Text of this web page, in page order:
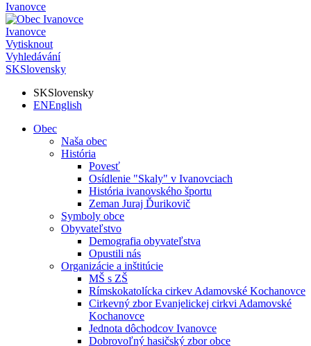
Ivanovce
Ivanovce
Vytisknout
Vyhledávání
SKSlovensky
SKSlovensky
ENEnglish
Obec
Naša obec
História
Povesť
Osídlenie "Skaly" v Ivanovciach
História ivanovského športu
Zeman Juraj Ďurikovič
Symboly obce
Obyvateľstvo
Demografia obyvateľstva
Opustili nás
Organizácie a inštitúcie
MŠ s ZŠ
Rímskokatolícka cirkev Adamovské Kochanovce
Cirkevný zbor Evanjelickej cirkvi Adamovské
Kochanovce
Jednota dôchodcov Ivanovce
Dobrovoľný hasičský zbor obce